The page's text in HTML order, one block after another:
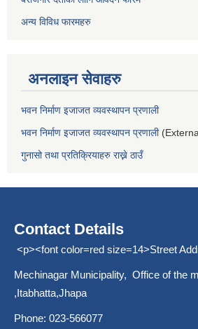
अन्य विविध फारमहरु
अनलाइन सेवाहरु
भवन निर्माण इजाजत व्यवस्थापन प्रणाली
भवन निर्माण इजाजत व्यवस्थापन प्रणाली
गुनासो तथा प्रतिक्रियाहरु राख्ने ठाउँ
Contact Details
<p><font color=red size=14>Street
Mechinagar Municipality, Office of the
,Itabhatta,Jhapa
Phone: 023-566077